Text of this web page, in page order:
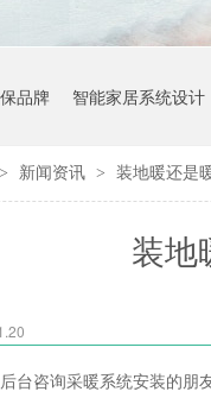
品牌 智能家居系统设计
> 新闻资讯 > 装地暖还是
装地
台咨询采暖系统安装的朋